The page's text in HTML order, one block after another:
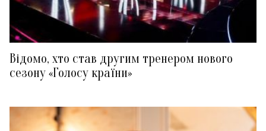
Відомо, хто став другим тренером нового
сезону «Голосу країни»